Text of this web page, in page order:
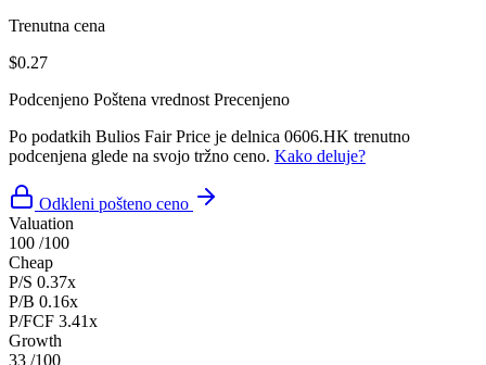
Trenutna cena
$0.27
Podcenjeno Poštena vrednost Precenjeno
Po podatkih Bulios Fair Price je delnica 0606.HK trenutno
podcenjena glede na svojo tržno ceno. Kako deluje?
Odkleni pošteno ceno
Valuation
100 /100
Cheap
P/S 0.37x
P/B 0.16x
P/FCF 3.41x
Growth
33 /100